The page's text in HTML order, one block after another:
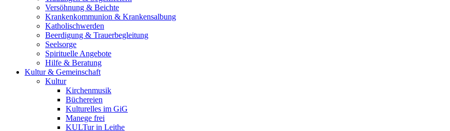
Versöhnung & Beichte
Krankenkommunion & Krankensalbung
Katholischwerden
Beerdigung & Trauerbegleitung
Seelsorge
Spirituelle Angebote
Hilfe & Beratung
Kultur & Gemeinschaft
Kultur
Kirchenmusik
Büchereien
Kulturelles im GiG
Manege frei
KULTur in Leithe